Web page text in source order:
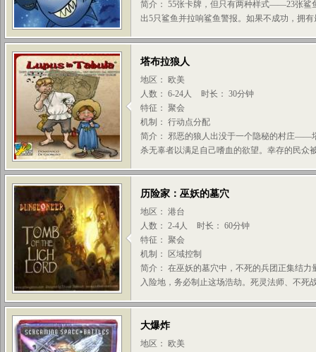
简介： 55张卡牌，但只有两种样式——23张鲨
出5只鲨鱼并拉响鲨鱼警报。如果不成功，拥有
塔布拉狼人
地区： 欧美
人数： 6-24人
时长： 30分钟
特征： 聚会
机制： 行动点分配
简介： 邪恶的狼人出没于一个隐秘的村庄——
杀无辜者以满足自己嗜血的欲望。幸存的民众
历险家：巫妖的墓穴
地区： 港台
人数： 2-4人
时长： 60分钟
特征： 聚会
机制： 区域控制
简介： 在巫妖的墓穴中，不死的兵团正集结
入险地，务必制止这场浩劫。死灵法师、不死
大爆炸
地区： 欧美